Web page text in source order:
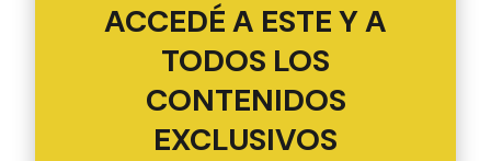
ACCEDÉ A ESTE Y A
TODOS LOS
CONTENIDOS
EXCLUSIVOS